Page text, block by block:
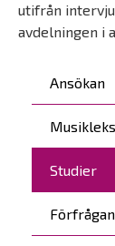
Ansökan
Studier
utifrån
avdelningen i